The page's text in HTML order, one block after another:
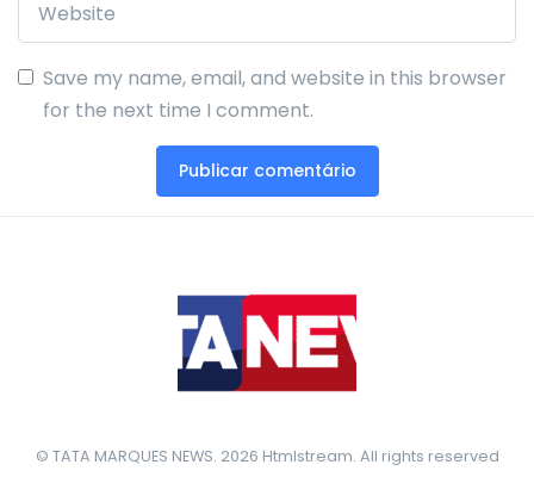
Save my name, email, and website in this browser
for the next time I comment.
© TATA MARQUES NEWS. 2026 Htmlstream. All rights reserved